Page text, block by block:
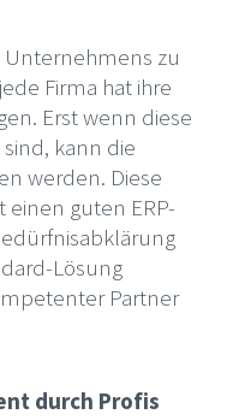
Unternehmens zu
Firma hat ihre
Erst wenn diese
kann die
werden. Diese
guten ERP-
Lösung
Partner
durch Profis